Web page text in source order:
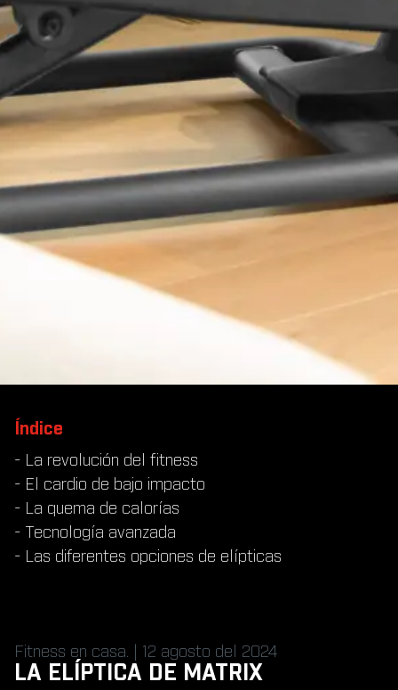
Índice
- La revolución del fitness
- El cardio de bajo impacto
- La quema de calorías
- Tecnología avanzada
- Las diferentes opciones de elípticas
Fitness en casa. | 12 agosto del 2024
LA ELÍPTICA DE MATRIX